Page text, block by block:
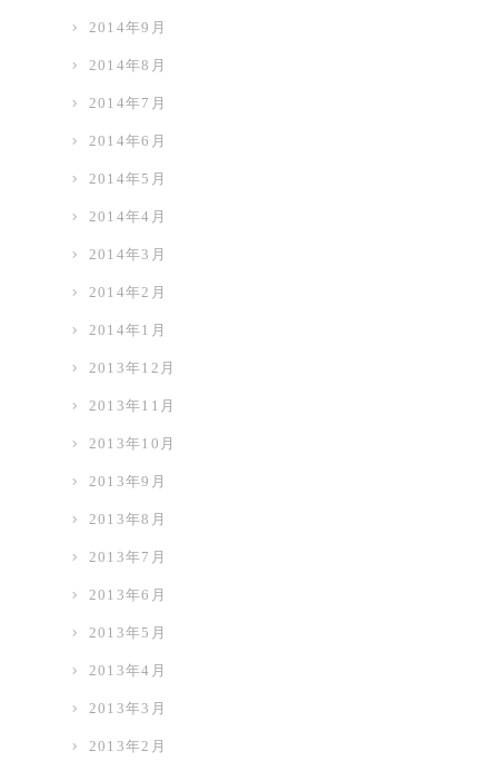
2014年9月
2014年8月
2014年7月
2014年6月
2014年5月
2014年4月
2014年3月
2014年2月
2014年1月
2013年12月
2013年11月
2013年10月
2013年9月
2013年8月
2013年7月
2013年6月
2013年5月
2013年4月
2013年3月
2013年2月